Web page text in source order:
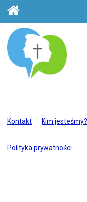
Kontakt Kim jesteśmy?
Polityka prywatności